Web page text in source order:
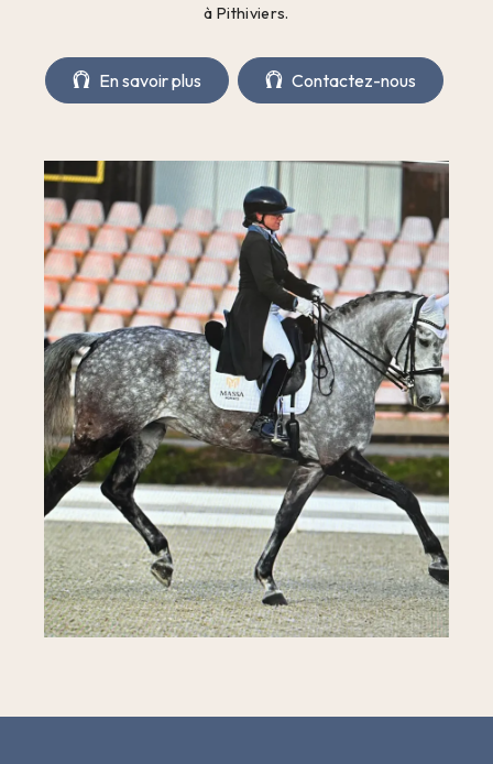
à Pithiviers.
En savoir plus Contactez-nous